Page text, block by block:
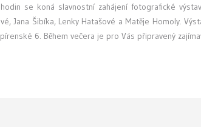
se koná slavnostní zahájení fotografické
Jana Šibíka, Lenky Hatašové a Matěje Homoly.
6. Během večera je pro Vás připravený